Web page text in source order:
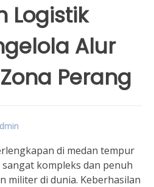
Logistik
Alur
Perang
di medan tempur
kompleks dan penuh
militer di dunia. Keberhasilan